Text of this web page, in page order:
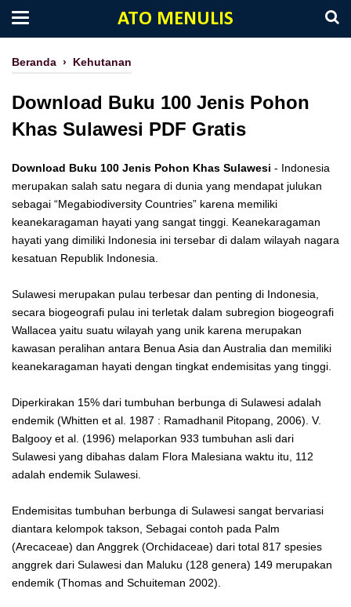
ATO MENULIS
Beranda › Kehutanan
Download Buku 100 Jenis Pohon
Khas Sulawesi PDF Gratis
Download Buku 100 Jenis Pohon Khas Sulawesi - Indonesia
merupakan salah satu negara di dunia yang mendapat julukan
sebagai “Megabiodiversity Countries” karena memiliki
keanekaragaman hayati yang sangat tinggi. Keanekaragaman
hayati yang dimiliki Indonesia ini tersebar di dalam wilayah nagara
kesatuan Republik Indonesia.
Sulawesi merupakan pulau terbesar dan penting di Indonesia,
secara biogeografi pulau ini terletak dalam subregion biogeografi
Wallacea yaitu suatu wilayah yang unik karena merupakan
kawasan peralihan antara Benua Asia dan Australia dan memiliki
keanekaragaman hayati dengan tingkat endemisitas yang tinggi.
Diperkirakan 15% dari tumbuhan berbunga di Sulawesi adalah
endemik (Whitten et al. 1987 : Ramadhanil Pitopang, 2006). V.
Balgooy et al. (1996) melaporkan 933 tumbuhan asli dari
Sulawesi yang dibahas dalam Flora Malesiana waktu itu, 112
adalah endemik Sulawesi.
Endemisitas tumbuhan berbunga di Sulawesi sangat bervariasi
diantara kelompok takson, Sebagai contoh pada Palm
(Arecaceae) dan Anggrek (Orchidaceae) dari total 817 spesies
anggrek dari Sulawesi dan Maluku (128 genera) 149 merupakan
endemik (Thomas and Schuiteman 2002).